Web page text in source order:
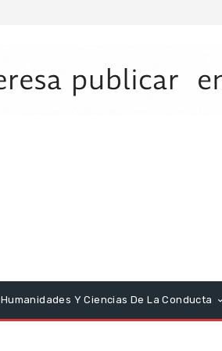
Humanidades Y Ciencias De La Conducta